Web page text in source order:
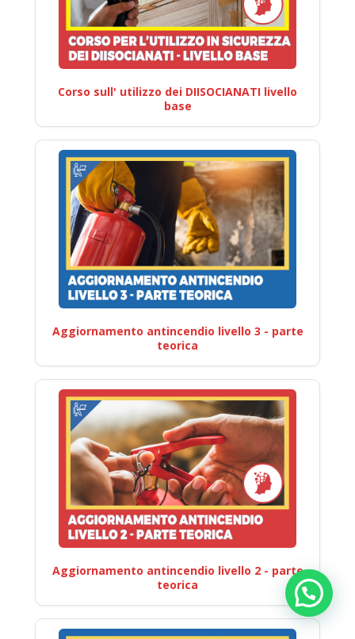
Corso sull' utilizzo dei DIISOCIANATI livello
base
Aggiornamento antincendio livello 3 - parte
teorica
Aggiornamento antincendio livello 2 - parte
teorica